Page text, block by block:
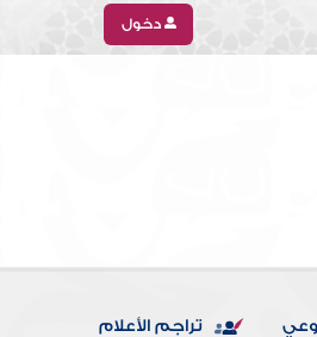
دخول
تراجم الأعلام